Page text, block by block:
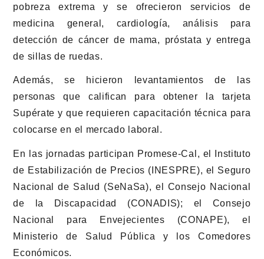
pobreza extrema y se ofrecieron servicios de
medicina general, cardiología, análisis para
detección de cáncer de mama, próstata y entrega
de sillas de ruedas.
Además, se hicieron levantamientos de las
personas que califican para obtener la tarjeta
Supérate y que requieren capacitación técnica para
colocarse en el mercado laboral.
En las jornadas participan Promese-Cal, el Instituto
de Estabilización de Precios (INESPRE), el Seguro
Nacional de Salud (SeNaSa), el Consejo Nacional
de la Discapacidad (CONADIS); el Consejo
Nacional para Envejecientes (CONAPE), el
Ministerio de Salud Pública y los Comedores
Económicos.